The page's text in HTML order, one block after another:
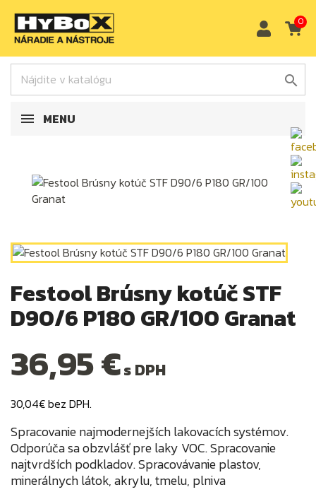

0
MENU
Festool Brúsny kotúč STF
D90/6 P180 GR/100 Granat
36,95 €s DPH
30,04€ bez DPH.
Spracovanie najmodernejších lakovacích systémov.
Odporúča sa obzvlášť pre laky VOC. Spracovanie
najtvrdších podkladov. Spracovávanie plastov,
minerálnych látok, akrylu, tmelu, plniva